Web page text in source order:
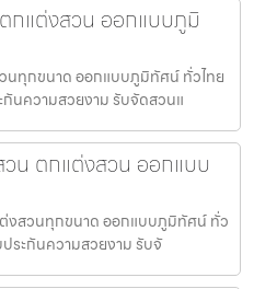
กแต่งสวน ออกแบบภูมิ
นทุกขนาด ออกแบบภูมิทัศน์ ทั่วไทย
กันความสวยงาม รับจัดสวนแ
น ตกแต่งสวน ออกแบบ
งสวนทุกขนาด ออกแบบภูมิทัศน์ ทั่ว
ระกันความสวยงาม รับจั